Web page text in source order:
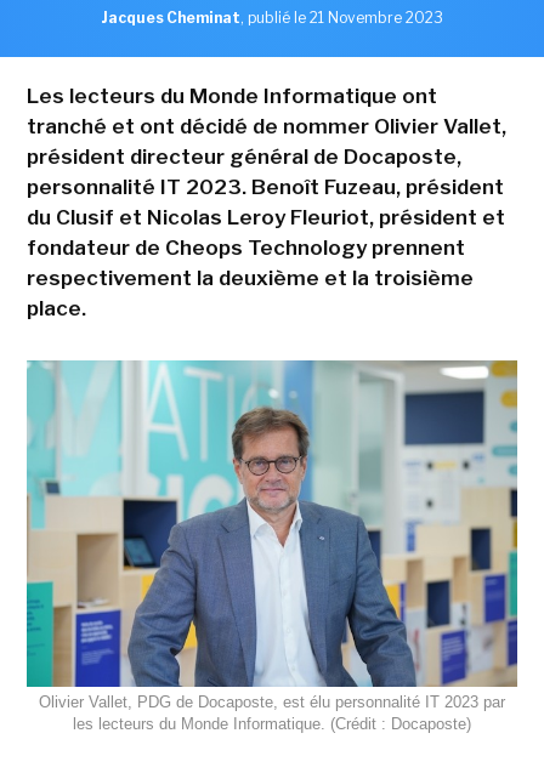
Jacques Cheminat, publié le 21 Novembre 2023
Les lecteurs du Monde Informatique ont
tranché et ont décidé de nommer Olivier Vallet,
président directeur général de Docaposte,
personnalité IT 2023. Benoît Fuzeau, président
du Clusif et Nicolas Leroy Fleuriot, président et
fondateur de Cheops Technology prennent
respectivement la deuxième et la troisième
place.
Olivier Vallet, PDG de Docaposte, est élu personnalité IT 2023 par
les lecteurs du Monde Informatique. (Crédit : Docaposte)